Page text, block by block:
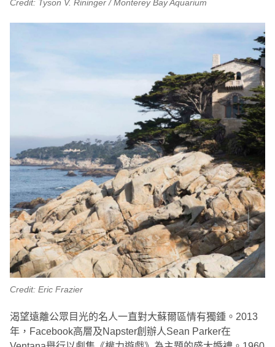
Credit: Tyson V. Rininger / Monterey Bay Aquarium
Credit: Eric Frazier
渴望遠離公眾目光的名人一直對大蘇爾區情有獨鍾。2013
年，Facebook高層及Napster創辦人Sean Parker在